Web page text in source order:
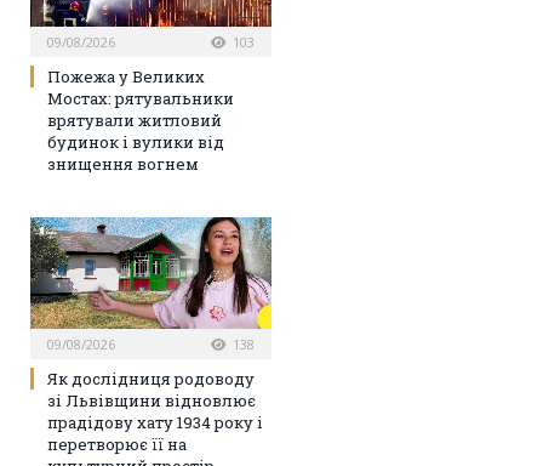
09/08/2026 103
Пожежа у Великих
Мостах: рятувальники
врятували житловий
будинок і вулики від
знищення вогнем
09/08/2026 138
Як дослідниця родоводу
зі Львівщини відновлює
прадідову хату 1934 року і
перетворює її на